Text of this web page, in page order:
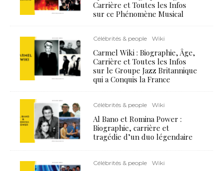
Carrière et Toutes les Infos
sur ce Phénomène Musical
Célébrités & people Wiki
Carmel Wiki : Biographie, Âge,
Carrière et Toutes les Infos
sur le Groupe Jazz Britannique
qui a Conquis la France
Célébrités & people Wiki
Al Bano et Romina Power :
Biographie, carrière et
tragédie d’un duo légendaire
Célébrités & people Wiki